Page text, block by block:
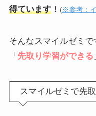
得ています！ (※参考：
そんなスマイルゼミ
「 先取り学習ができる
スマイルゼミで先